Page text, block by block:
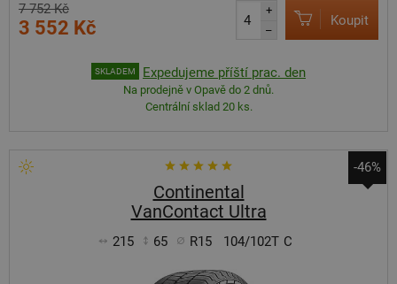
7 752 Kč
3 552 Kč
+
–
Koupit
SKLADEM Expedujeme příští prac. den
Na prodejně v Opavě do 2 dnů.
Centrální sklad 20 ks.
-46%
Continental
VanContact Ultra
215 65 R15 104/102T C